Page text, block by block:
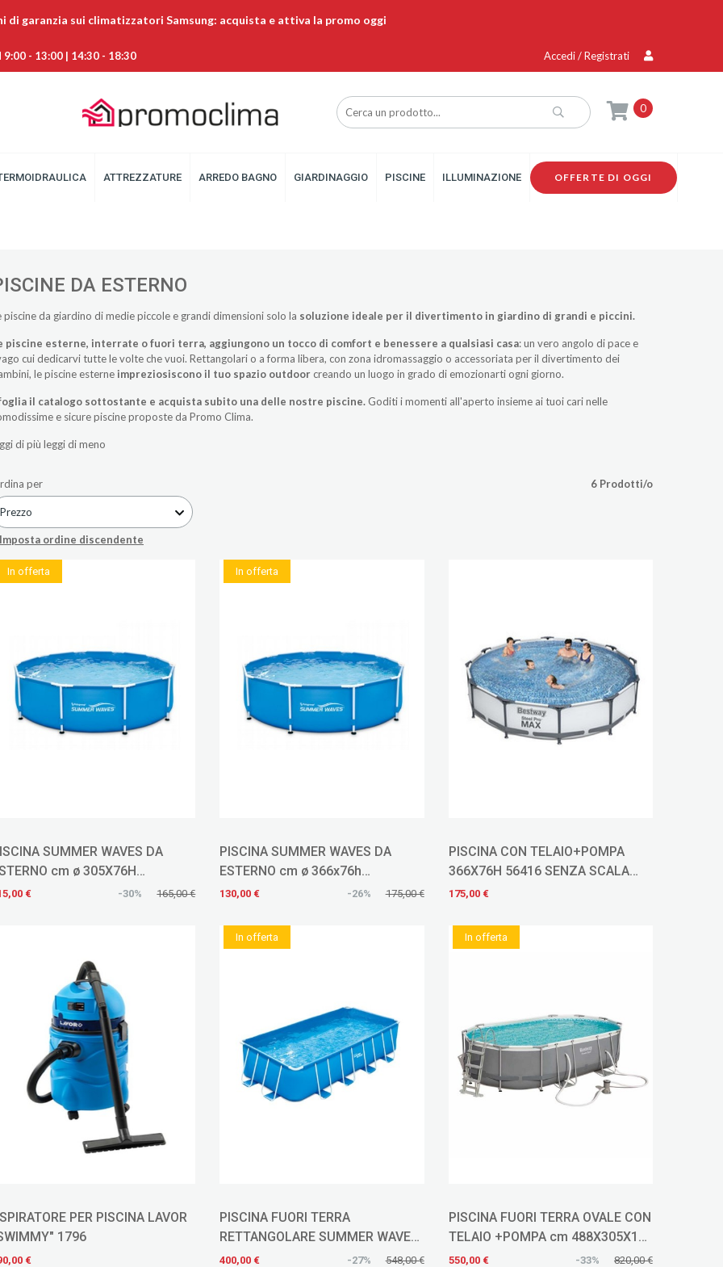
di garanzia sui climatizzatori Samsung: acquista e attiva la promo oggi
9:00 - 13:00 | 14:30 - 18:30 Accedi / Registrati
0
ATTREZZATURE ARREDO BAGNO GIARDINAGGIO PISCINE ILLUMINAZIONE OFFERTE DI OGGI
DA ESTERNO
piscine da giardino di medie piccole e grandi dimensioni solo la soluzione ideale per il divertimento in giardino di grandi e piccini.
piscine esterne, interrate o fuori terra, aggiungono un tocco di comfort e benessere a qualsiasi casa: un vero angolo di pace e
cui dedicarvi tutte le volte che vuoi. Rettangolari o a forma libera, con zona idromassaggio o accessoriata per il divertimento dei
le piscine esterne impreziosiscono il tuo spazio outdoor creando un luogo in grado di emozionarti ogni giorno.
il catalogo sottostante e acquista subito una delle nostre piscine. Goditi i momenti all'aperto insieme ai tuoi cari nelle
e sicure piscine proposte da Promo Clima.
di più leggi di meno
per
Prezzo
Imposta ordine discendente
6 Prodotti/o
In offerta
SUMMER WAVES DA
cm ø 305X76H
€ -30% 165,00 €
In offerta
PISCINA SUMMER WAVES DA
ESTERNO cm ø 366x76h
COD.55763
130,00 € -26% 175,00 €
PISCINA CON TELAIO+POMPA
366X76H 56416 SENZA SCALA
CODICE 50466
175,00 €
PER PISCINA LAVOR
"SWIMMY" 1796
€
In offerta
PISCINA FUORI TERRA
RETTANGOLARE SUMMER WAVES
CM 488X244X107H COD.55765
400,00 € -27% 548,00 €
In offerta
PISCINA FUORI TERRA OVALE CON
TELAIO +POMPA cm 488X305X107
56448
550,00 € -33% 820,00 €